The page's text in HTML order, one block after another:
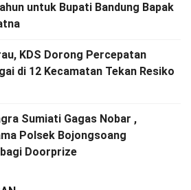
untuk Bupati Bandung Bapak
KDS Dorong Percepatan
di 12 Kecamatan Tekan Resiko
Sumiati Gagas Nobar ,
Polsek Bojongsoang
Doorprize